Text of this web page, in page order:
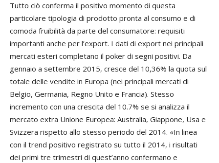
Tutto ciò conferma il positivo momento di questa
particolare tipologia di prodotto pronta al consumo e di
comoda fruibilità da parte del consumatore: requisiti
importanti anche per l’export. I dati di export nei principali
mercati esteri completano il poker di segni positivi. Da
gennaio a settembre 2015, cresce del 10,36% la quota sul
totale delle vendite in Europa (nei principali mercati di
Belgio, Germania, Regno Unito e Francia). Stesso
incremento con una crescita del 10.7% se si analizza il
mercato extra Unione Europea: Australia, Giappone, Usa e
Svizzera rispetto allo stesso periodo del 2014. «In linea
con il trend positivo registrato su tutto il 2014, i risultati
dei primi tre trimestri di quest’anno confermano e